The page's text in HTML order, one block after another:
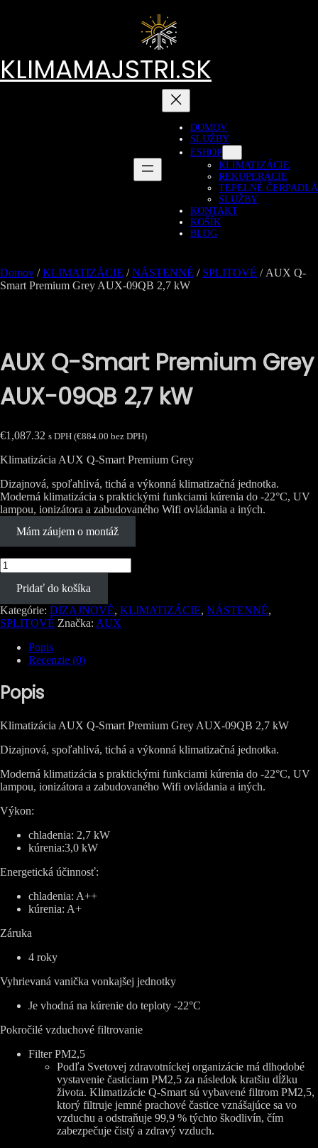
KLIMAMAJSTRI.SK
DOMOV
SLUŽBY
ESHOP
KLIMATIZÁCIE
REKUPERÁCIE
TEPELNÉ ČERPADLÁ
SLUŽBY
KONTAKT
KOŠÍK
BLOG
Domov /KLIMATIZÁCIE /NÁSTENNÉ / SPLITOVÉ / AUX Q-
Smart Premium Grey AUX-09QB 2,7 kW
AUX Q-Smart Premium Grey
AUX-09QB 2,7 kW
€1,087.32 s DPH (€884.00 bez DPH)
Klimatizácia AUX Q-Smart Premium Grey
Dizajnová, spoľahlivá, tichá a výkonná klimatizačná jednotka.
Moderná klimatizácia s praktickými funkciami kúrenia do -22°C, UV
lampou, ionizátora a zabudovaného Wifi ovládania a iných.
Mám záujem o montáž
množstvo
AUX
Smart
Premium
Grey
09QB
Pridať do košíka
Kategórie: DIZAJNOVÉ, KLIMATIZÁCIE, NÁSTENNÉ,
SPLITOVÉ Značka: AUX
Popis
Recenzie (0)
Popis
Klimatizácia AUX Q-Smart Premium Grey AUX-09QB 2,7 kW
Dizajnová, spoľahlivá, tichá a výkonná klimatizačná jednotka.
Moderná klimatizácia s praktickými funkciami kúrenia do -22°C, UV
lampou, ionizátora a zabudovaného Wifi ovládania a iných.
Výkon:
chladenia: 2,7 kW
kúrenia:3,0 kW
Energetická účinnosť:
chladenia: A++
kúrenia: A+
Záruka
4 roky
Vyhrievaná vanička vonkajšej jednotky
Je vhodná na kúrenie do teploty -22°C
Pokročilé vzduchové filtrovanie
Filter PM2,5
Podľa Svetovej zdravotníckej organizácie má dlhodobé
vystavenie časticiam PM2,5 za následok kratšiu dĺžku
života. Klimatizácie Q-Smart sú vybavené filtrom PM2,5,
ktorý filtruje jemné prachové častice vznášajúce sa vo
vzduchu a odstraňuje 99,9 % týchto škodlivín, čím
zabezpečuje čistý a zdravý vzduch.